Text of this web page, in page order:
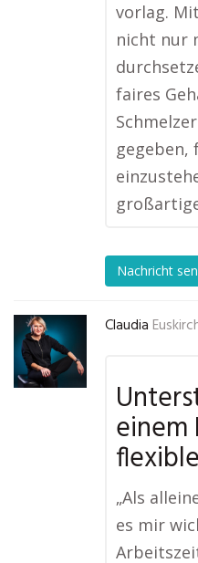
vorlag.
nicht nur
faires
gegeben,
Nachricht
Claudia
einem
„Als
es mir